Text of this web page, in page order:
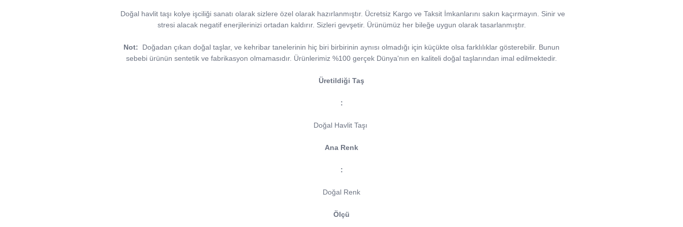
Doğal havlit taşı kolye işciliği sanatı olarak sizlere özel olarak hazırlanmıştır. Ücretsiz Kargo ve Taksit İmkanlarını sakın kaçırmayın. Sinir ve
stresi alacak negatif enerjilerinizi ortadan kaldırır. Sizleri gevşetir. Ürünümüz her bileğe uygun olarak tasarlanmıştır.
Not:
Doğadan çıkan doğal taşlar, ve kehribar tanelerinin hiç biri birbirinin aynısı olmadığı için küçükte olsa farklılıklar gösterebilir. Bunun
sebebi ürünün sentetik ve fabrikasyon olmamasıdır. Ürünlerimiz %100 gerçek Dünya'nın en kaliteli doğal taşlarından imal edilmektedir.
Üretildiği Taş
:
Doğal Havlit Taşı
Ana Renk
:
Doğal Renk
Ölçü